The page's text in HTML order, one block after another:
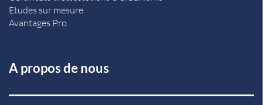
Etudes sur mesure
Avantages Pro
A propos de nous